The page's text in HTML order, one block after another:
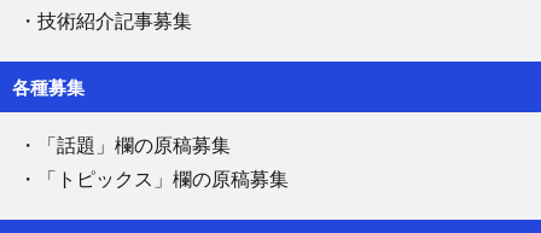
・技術紹介記事募集
各種募集
・「話題」欄の原稿募集
・「トピックス」欄の原稿募集